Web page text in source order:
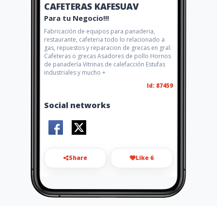
CAFETERAS KAFESUAV
Para tu Negocio!!!
Fabricación de equipos para panaderia,
restaurante, cafeteria todo lo relacionado a
gas, repuestos y reparacion de grecas en gral:
Cafeteras o grecas Asadores de pollo Hornos
de panadería Vitrinas de calefacción Estufas
industriales y mucho +
Id: 87459
Social networks
Share Like 6
gerencia@kafesuav.com